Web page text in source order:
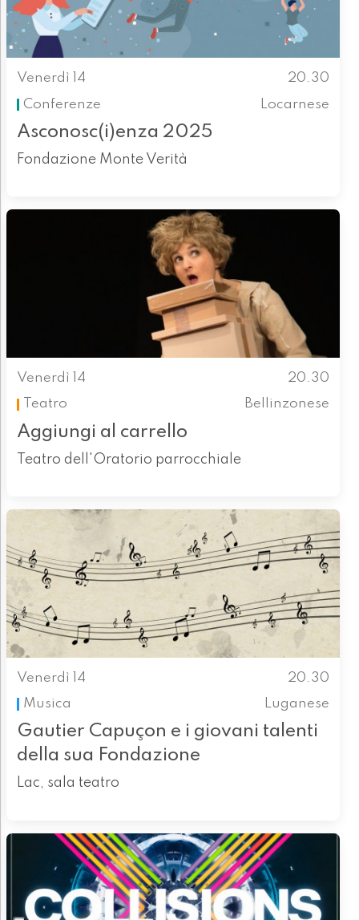
Venerdì 14
20.30
Conferenze
Locarnese
Asconosc(i)enza 2025
Fondazione Monte Verità
Venerdì 14
20.30
Teatro
Bellinzonese
Aggiungi al carrello
Teatro dell'Oratorio parrocchiale
Venerdì 14
20.30
Musica
Luganese
Gautier Capuçon e i giovani talenti
della sua Fondazione
Lac, sala teatro